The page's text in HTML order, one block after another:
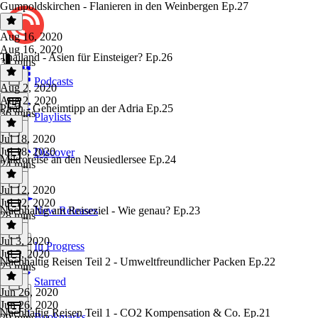
Podcasts
Playlists
Discover
New Releases
In Progress
Starred
Gumpoldskirchen - Flanieren in den Weinbergen Ep.27
Aug 16, 2020
Aug 16, 2020
34 mins
Thailand - Asien für Einsteiger? Ep.26
Aug 2, 2020
Aug 2, 2020
36 mins
Piran - Geheimtipp an der Adria Ep.25
Jul 18, 2020
Jul 18, 2020
24 mins
Mikroreise an den Neusiedlersee Ep.24
Jul 12, 2020
Jul 12, 2020
28 mins
Nachhaltig am Reiseziel - Wie genau? Ep.23
Jul 3, 2020
Jul 3, 2020
25 mins
Nachhaltig Reisen Teil 2 - Umweltfreundlicher Packen Ep.22
Jun 26, 2020
Jun 26, 2020
Nachhaltig Reisen Teil 1 - CO2 Kompensation & Co. Ep.21